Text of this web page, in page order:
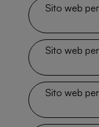
Sito web
Sito web
Sito web